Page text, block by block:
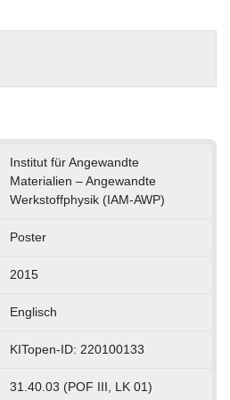
Institut für Angewandte
Materialien – Angewandte
Werkstoffphysik (IAM-AWP)
Poster
2015
Englisch
KITopen-ID: 220100133
31.40.03 (POF III, LK 01)